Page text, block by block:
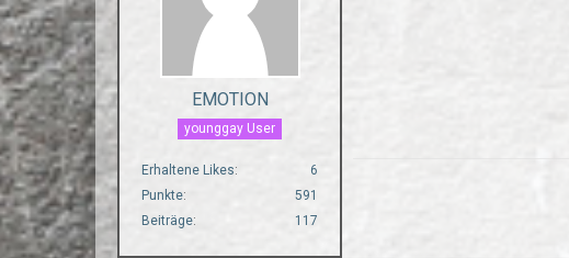
EMOTION
younggay User
Erhaltene Likes
6
Punkte
591
Beiträge
117